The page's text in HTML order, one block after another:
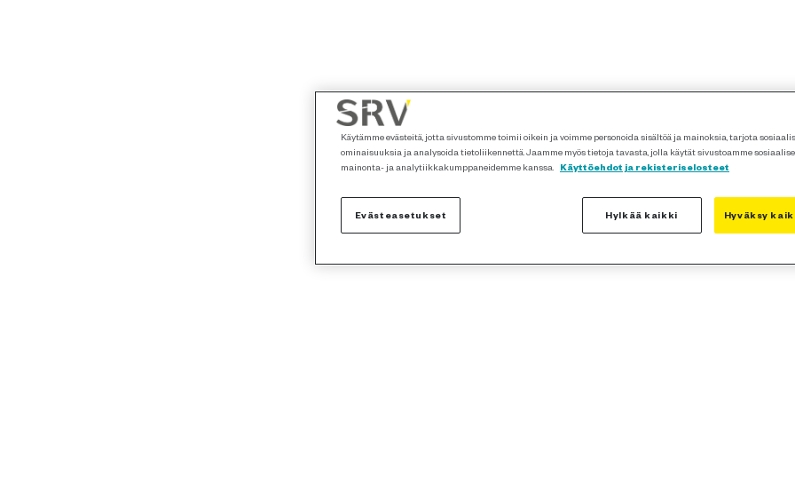
Käytämme evästeitä, jotta sivustomme toimii oikein ja voimme personoida sisältöä ja mainoksia, tarjota
ominaisuuksia ja analysoida tietoliikennettä. Jaamme myös tietoja tavasta, jolla käytät sivustoamme
mainonta- ja analytiikkakumppaneidemme kanssa.
Käyttöehdot ja rekisteriselosteet
Evästeasetukset Hylkää kaikki Hyväksy